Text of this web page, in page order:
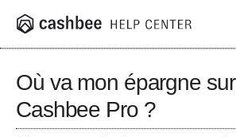
App
Livret Cashbee
Où va mon épargne sur
Cashbee Pro ?